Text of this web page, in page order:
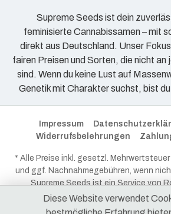
Supreme Seeds ist dein
feminisierte Cannabissamen – mit
direkt aus Deutschland. Unser
fairen Preisen und Sorten, die nicht an
sind. Wenn du keine Lust auf
Genetik mit Charakter suchst, bist
Impressum
Widerrufsbelehrungen
* Alle Preise inkl. gesetzl.
und ggf. Nachnahmegebühren, wenn
Supreme Seeds ist ein Service von
RootONE - Alle Rechte
Diese Website verwendet